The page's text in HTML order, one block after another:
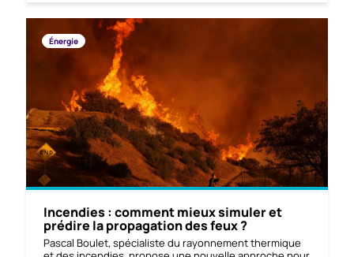
Énergie
Incendies : comment mieux simuler et
prédire la propagation des feux ?
Pascal Boulet, spécialiste du rayonnement thermique